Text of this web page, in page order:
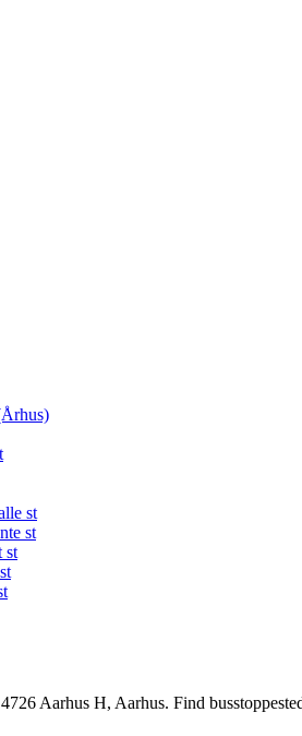
st
st
st
Aarhus H, Aarhus. Find